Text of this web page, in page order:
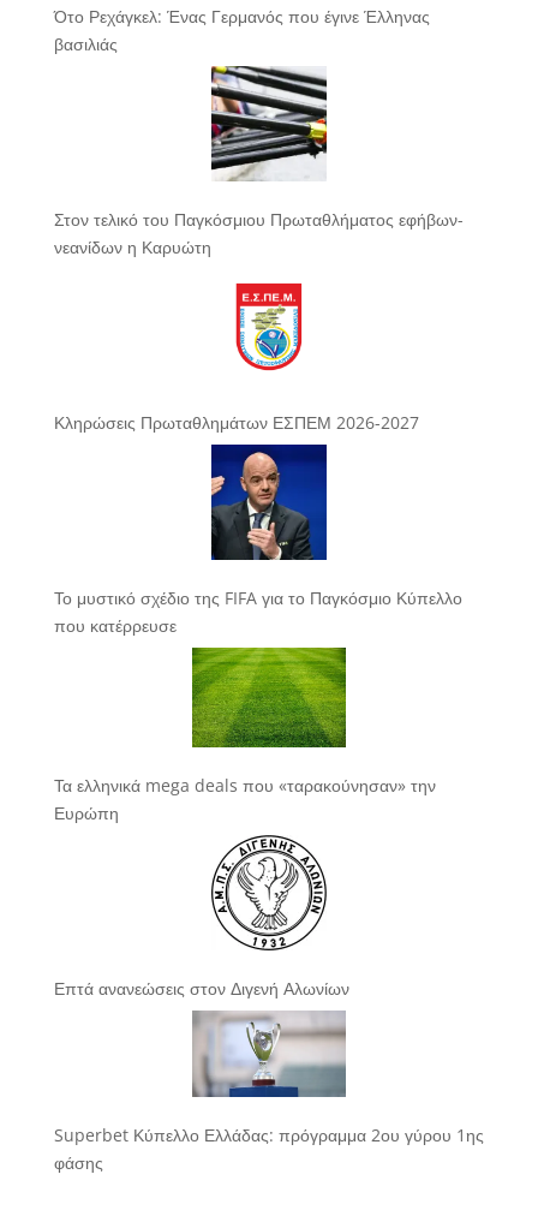
Ότο Ρεχάγκελ: Ένας Γερμανός που έγινε Έλληνας
βασιλιάς
Στον τελικό του Παγκόσμιου Πρωταθλήματος εφήβων-
νεανίδων η Καρυώτη
Κληρώσεις Πρωταθλημάτων ΕΣΠΕΜ 2026-2027
Το μυστικό σχέδιο της FIFA για το Παγκόσμιο Κύπελλο
που κατέρρευσε
Τα ελληνικά mega deals που «ταρακούνησαν» την
Ευρώπη
Επτά ανανεώσεις στον Διγενή Αλωνίων
Superbet Κύπελλο Ελλάδας: πρόγραμμα 2ου γύρου 1ης
φάσης